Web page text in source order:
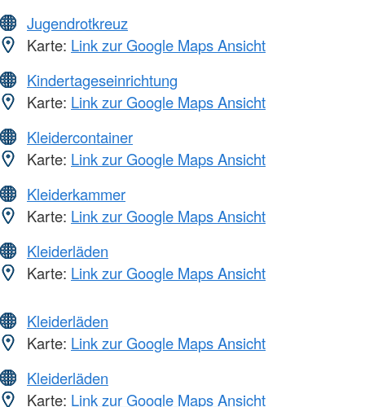
Jugendrotkreuz
Karte: Link zur Google Maps Ansicht
Kindertageseinrichtung
Karte: Link zur Google Maps Ansicht
Kleidercontainer
Karte: Link zur Google Maps Ansicht
Kleiderkammer
Karte: Link zur Google Maps Ansicht
Kleiderläden
Karte: Link zur Google Maps Ansicht
Kleiderläden
Karte: Link zur Google Maps Ansicht
Kleiderläden
Karte: Link zur Google Maps Ansicht